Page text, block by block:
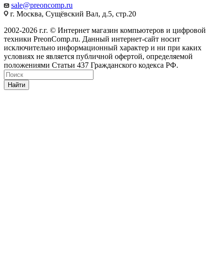
sale@preoncomp.ru
г. Москва, Сущёвский Вал, д.5, стр.20
2002-2026 г.г. © Интернет магазин компьютеров и цифровой
техники PreonComp.ru. Данный интернет-сайт носит
исключительно информационный характер и ни при каких
условиях не является публичной офертой, определяемой
положениями Статьи 437 Гражданского кодекса РФ.
Найти